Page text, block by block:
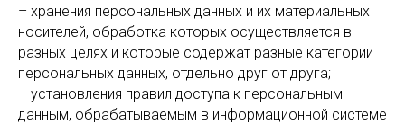
– хранения персональных данных и их материальных
носителей, обработка которых осуществляется в
разных целях и которые содержат разные категории
персональных данных, отдельно друг от друга;
– установления правил доступа к персональным
данным, обрабатываемым в информационной системе